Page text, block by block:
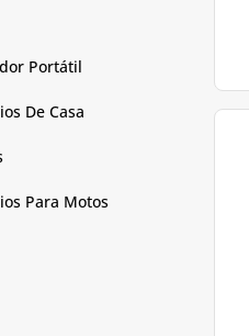
Portátil
De Casa
Para Motos